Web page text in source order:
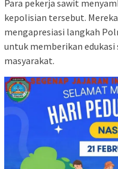
Para pekerja sawit
kepolisian tersebut.
mengapresiasi langkah
untuk memberikan
masyarakat.